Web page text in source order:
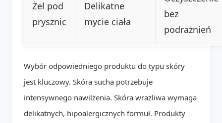
Żel pod
prysznic
Delikatne
mycie ciała
bez
podrażnień
Wybór odpowiedniego produktu do typu skóry
jest kluczowy. Skóra sucha potrzebuje
intensywnego nawilżenia. Skóra wrażliwa wymaga
delikatnych, hipoalergicznych formuł. Produkty